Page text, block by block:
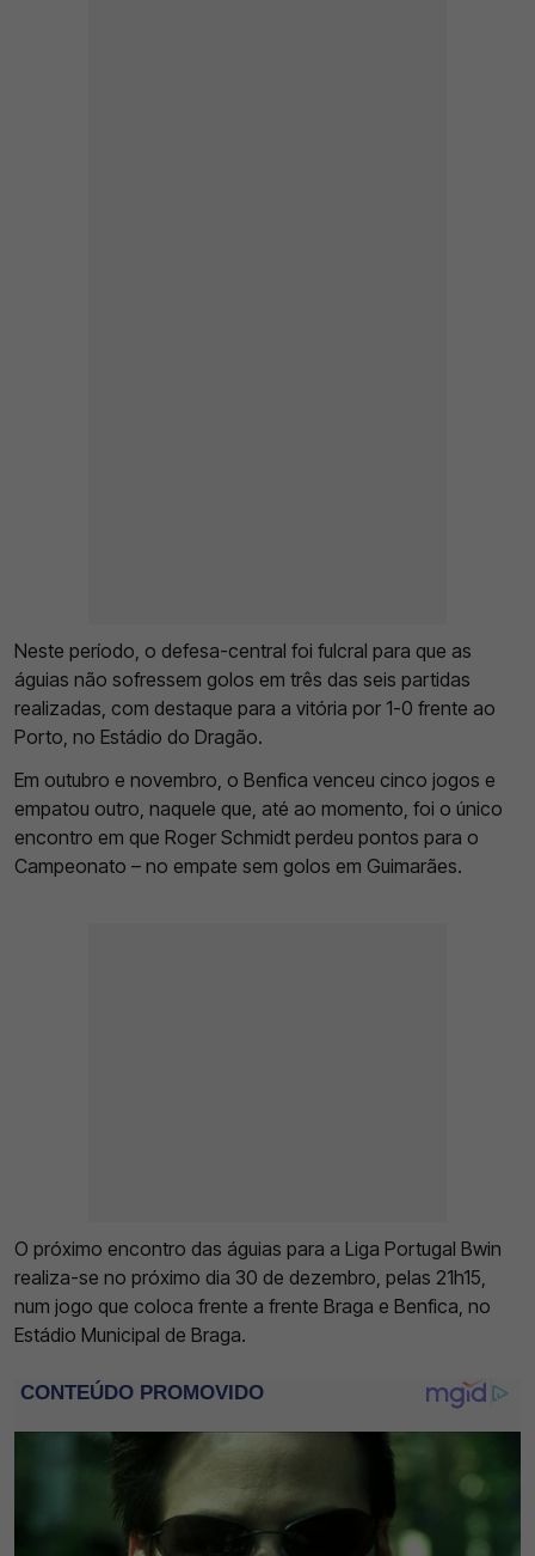
Neste período, o defesa-central foi fulcral para que as
águias não sofressem golos em três das seis partidas
realizadas, com destaque para a vitória por 1-0 frente ao
Porto, no Estádio do Dragão.
Em outubro e novembro, o Benfica venceu cinco jogos e
empatou outro, naquele que, até ao momento, foi o único
encontro em que Roger Schmidt perdeu pontos para o
Campeonato – no empate sem golos em Guimarães.
O próximo encontro das águias para a Liga Portugal Bwin
realiza-se no próximo dia 30 de dezembro, pelas 21h15,
num jogo que coloca frente a frente Braga e Benfica, no
Estádio Municipal de Braga.